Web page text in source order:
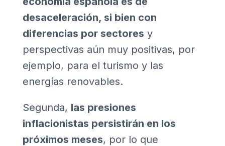
desaceleración, si bien con
diferencias por sectores y
perspectivas aún muy positivas, por
ejemplo, para el turismo y las
energías renovables.
Segunda, las presiones
inflacionistas persistirán en los
próximos meses, por lo que